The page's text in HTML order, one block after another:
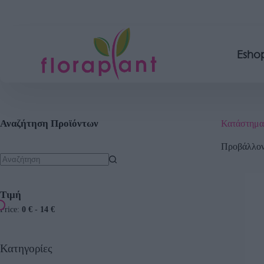
Κατάστημα
Αναζήτηση Προϊόντων
Τιμή
Price: 0 € - 14 €
Κατηγορίες